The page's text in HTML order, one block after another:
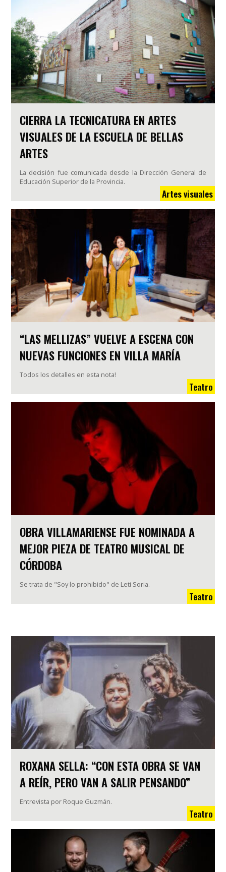
CIERRA LA TECNICATURA EN ARTES
VISUALES DE LA ESCUELA DE BELLAS
ARTES
La decisión fue comunicada desde la Dirección General de
Educación Superior de la Provincia.
Artes visuales
“LAS MELLIZAS” VUELVE A ESCENA CON
NUEVAS FUNCIONES EN VILLA MARÍA
Todos los detalles en esta nota!
Teatro
OBRA VILLAMARIENSE FUE NOMINADA A
MEJOR PIEZA DE TEATRO MUSICAL DE
CÓRDOBA
Se trata de "Soy lo prohibido" de Leti Soria.
Teatro
ROXANA SELLA: “CON ESTA OBRA SE VAN
A REÍR, PERO VAN A SALIR PENSANDO”
Entrevista por Roque Guzmán.
Teatro